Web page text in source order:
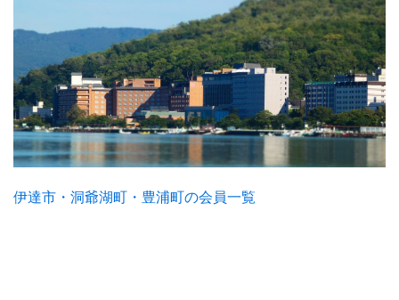
伊達市・洞爺湖町・豊浦町の会員一覧